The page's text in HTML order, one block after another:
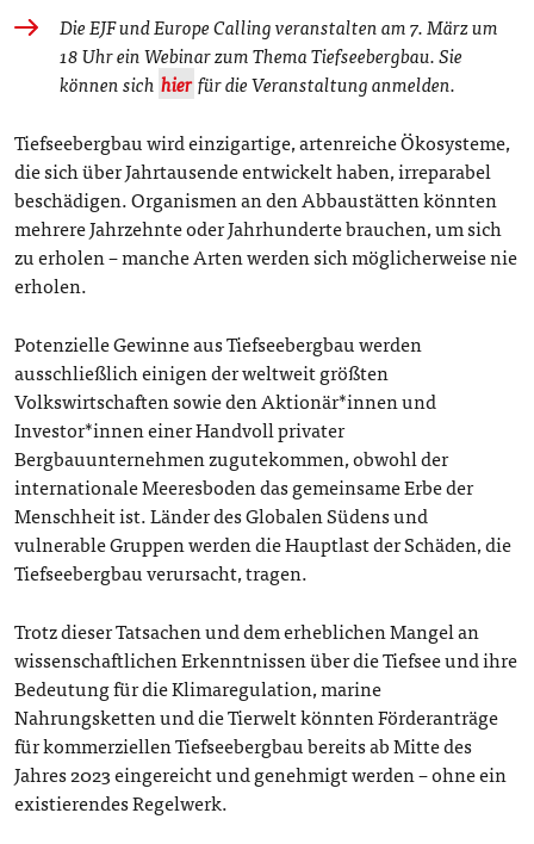
Die EJF und Europe Calling veranstalten am 7. März um
18 Uhr ein Webinar zum Thema Tiefseebergbau. Sie
können sich hierfür die Veranstaltung anmelden.
Tiefseebergbau wird einzigartige, artenreiche Ökosysteme,
die sich über Jahrtausende entwickelt haben, irreparabel
beschädigen. Organismen an den Abbaustätten könnten
mehrere Jahrzehnte oder Jahrhunderte brauchen, um sich
zu erholen – manche Arten werden sich möglicherweise nie
erholen.
Potenzielle Gewinne aus Tiefseebergbau werden
ausschließlich einigen der weltweit größten
Volkswirtschaften sowie den Aktionär*innen und
Investor*innen einer Handvoll privater
Bergbauunternehmen zugutekommen, obwohl der
internationale Meeresboden das gemeinsame Erbe der
Menschheit ist. Länder des Globalen Südens und
vulnerable Gruppen werden die Hauptlast der Schäden, die
Tiefseebergbau verursacht, tragen.
Trotz dieser Tatsachen und dem erheblichen Mangel an
wissenschaftlichen Erkenntnissen über die Tiefsee und ihre
Bedeutung für die Klimaregulation, marine
Nahrungsketten und die Tierwelt könnten Förderanträge
für kommerziellen Tiefseebergbau bereits ab Mitte des
Jahres 2023 eingereicht und genehmigt werden – ohne ein
existierendes Regelwerk.